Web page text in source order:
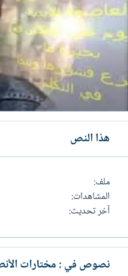
هذا النص
ملف
المشاهدات
آخر تحديث
نصوص في : مختارات